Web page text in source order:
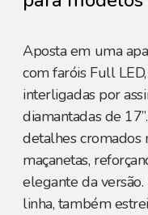
Aposta em uma
com faróis Full
interligadas por
diamantadas de
detalhes cromados
maçanetas,
elegante da
linha, também